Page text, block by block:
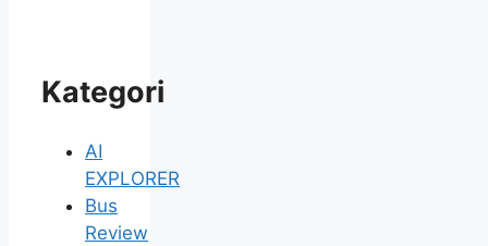
Kategori
AI
EXPLORER
Bus
Review